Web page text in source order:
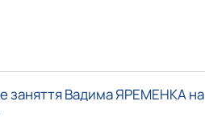
заняття Вадима ЯРЕМЕНКА на